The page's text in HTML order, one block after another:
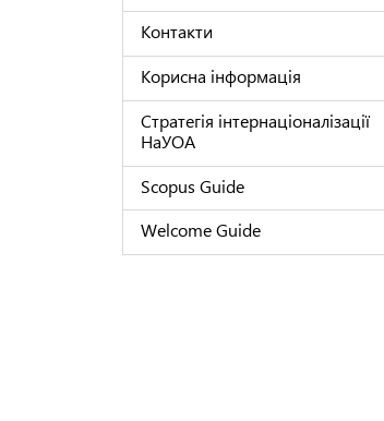
Контакти
Корисна інформація
Стратегія інтернаціоналізації
НаУОА
Scopus Guide
Welcome Guide